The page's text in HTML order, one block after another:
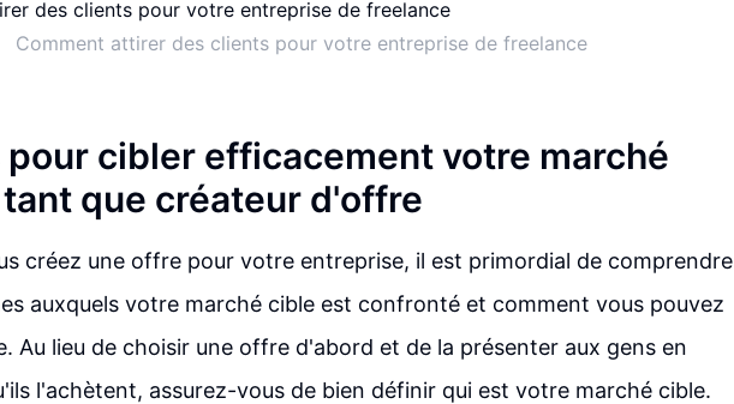
Comment attirer des clients pour votre entreprise de freelance
pour cibler efficacement votre marché
que créateur d'offre
créez une offre pour votre entreprise, il est primordial de comprendre
auxquels votre marché cible est confronté et comment vous pouvez
Au lieu de choisir une offre d'abord et de la présenter aux gens en
l'achètent, assurez-vous de bien définir qui est votre marché cible.